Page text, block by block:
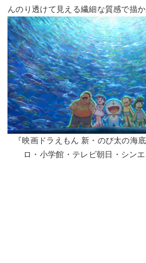
んのり透けて見える繊細な質感で描か
『映画ドラえもん 新・のび太の海
ロ・小学館・テレビ朝日・シン